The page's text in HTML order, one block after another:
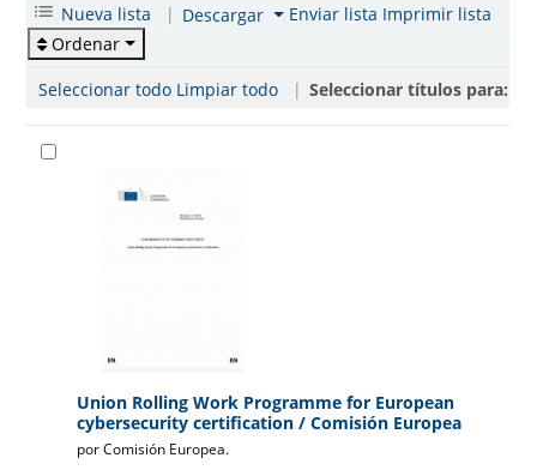
Nueva lista | Descargar Enviar lista Imprimir lista
Ordenar
Seleccionar todo Limpiar todo | Seleccionar títulos para:
Union Rolling Work Programme for European
cybersecurity certification/ Comisión Europea
porComisión Europea.